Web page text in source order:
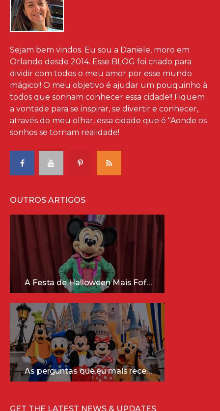
Sejam bem vindos. Eu sou a Daniele, moro em
Orlando desde 2014. Esse BLOG foi criado para
dividir com todos o meu amor por esse mundo
mágico!! O meu objetivo é ajudar um pouquinho à
todos que sonham conhecer essa cidade!! Fiquem
a vontade para se inspirar, se divertir e conhecer,
através do meu olhar, essa cidade que é "Aonde os
sonhos se tornam realidade!
OUTROS ARTIGOS
A Festa de Halloween Mais Fofa da Disney Está Chegando!
As perguntas que eu mais recebo sobre a Disney (e as respostas mais sinceras!)
GET THE LATEST NEWS & UPDATES